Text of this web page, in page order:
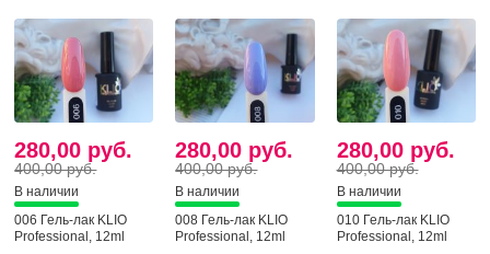
280,00 руб.
400,00 руб.
В наличии
006 Гель-лак KLIO
Professional, 12ml
280,00 руб.
400,00 руб.
В наличии
008 Гель-лак KLIO
Professional, 12ml
280,00 руб.
400,00 руб.
В наличии
010 Гель-лак KLIO
Professional, 12ml